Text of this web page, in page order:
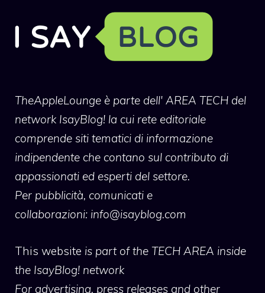
TheAppleLounge è parte dell' AREA TECH del
network IsayBlog! la cui rete editoriale
comprende siti tematici di informazione
indipendente che contano sul contributo di
appassionati ed esperti del settore.
Per pubblicità, comunicati e
collaborazioni: info@isayblog.com
This website is part of the TECH AREA inside
the IsayBlog! network
For advertising, press releases and other